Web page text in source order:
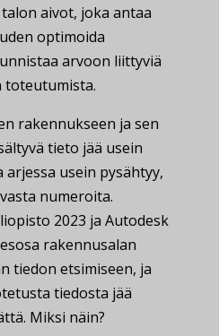
aivot, joka antaa
optimoida
arvoon liittyviä
toteutumista.
rakennukseen ja sen
tieto jää usein
usein pysähtyy,
numeroita.
2023 ja Autodesk
rakennusalan
tiedon etsimiseen, ja
tiedosta jää
Miksi näin?